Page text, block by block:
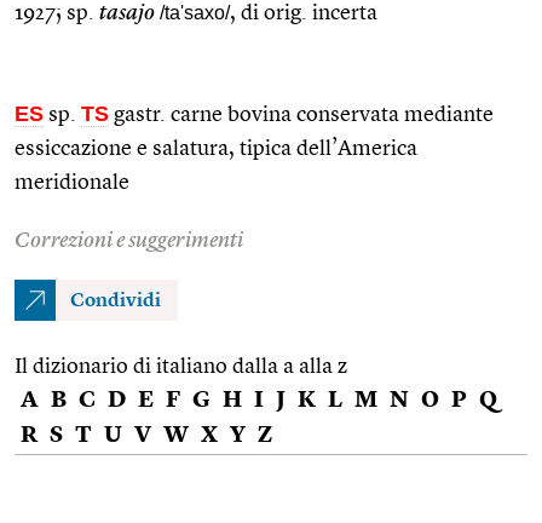
1927; sp. tasajo /ta'saxo/, di orig. incerta
ES sp. TS gastr. carne bovina conservata mediante
essiccazione e salatura, tipica dell’America
meridionale
Correzioni e suggerimenti
Condividi
Il dizionario di italiano dalla a alla z
A B C D E F G H I J K L M N O P Q
R S T U V W X Y Z